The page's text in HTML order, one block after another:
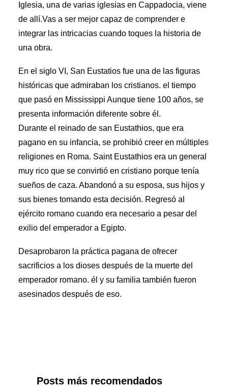
Iglesia, una de varias iglesias en Cappadocia, viene
de allí.Vas a ser mejor capaz de comprender e
integrar las intricacias cuando toques la historia de
una obra.
En el siglo VI, San Eustatios fue una de las figuras
históricas que admiraban los cristianos. el tiempo
que pasó en Mississippi Aunque tiene 100 años, se
presenta información diferente sobre él.
Durante el reinado de san Eustathios, que era
pagano en su infancia, se prohibió creer en múltiples
religiones en Roma. Saint Eustathios era un general
muy rico que se convirtió en cristiano porque tenía
sueños de caza. Abandonó a su esposa, sus hijos y
sus bienes tomando esta decisión. Regresó al
ejército romano cuando era necesario a pesar del
exilio del emperador a Egipto.
Desaprobaron la práctica pagana de ofrecer
sacrificios a los dioses después de la muerte del
emperador romano. él y su familia también fueron
asesinados después de eso.
Posts más recomendados